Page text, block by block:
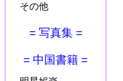
その他
= 写真集 =
= 中国書籍 =